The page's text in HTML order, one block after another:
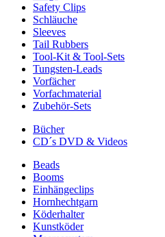
Safety Clips
Schläuche
Sleeves
Tail Rubbers
Tool-Kit & Tool-Sets
Tungsten-Leads
Vorfächer
Vorfachmaterial
Zubehör-Sets
Bücher
CD´s DVD & Videos
Beads
Booms
Einhängeclips
Hornhechtgarn
Köderhalter
Kunstköder